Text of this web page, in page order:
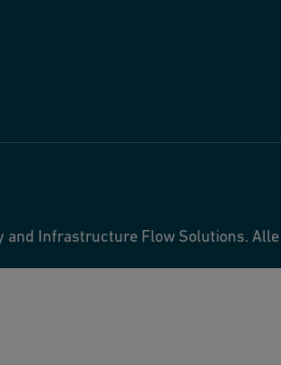
and Infrastructure Flow Solutions.